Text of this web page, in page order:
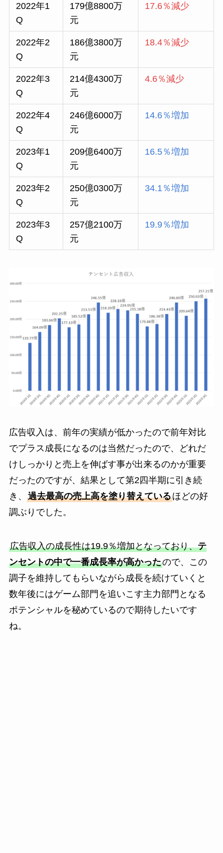
2022年1
Q
179億8800万
元
17.6％減少
2022年2
Q
186億3800万
元
18.4％減少
2022年3
Q
214億4300万
元
4.6％減少
2022年4
Q
246億6000万
元
14.6％増加
2023年1
Q
209億6400万
元
16.5％増加
2023年2
Q
250億0300万
元
34.1％増加
2023年3
Q
257億2100万
元
19.9％増加
広告収入は、前年の実績が低かったので前年対比
でプラス成長になるのは当然だったので、どれだ
けしっかりと売上を伸ばす事が出来るのかが重要
だったのですが、結果として第2四半期に引き続
き、 過去最高の売上高を塗り替えているほどの好
調ぶりでした。
広告収入の成長性は19.9％増加となっており、テ
ンセントの中で一番成長率が高かったので、この
調子を維持してもらいながら成長を続けていくと
数年後にはゲーム部門を追いこす主力部門となる
ポテンシャルを秘めているので期待したいです
ね。